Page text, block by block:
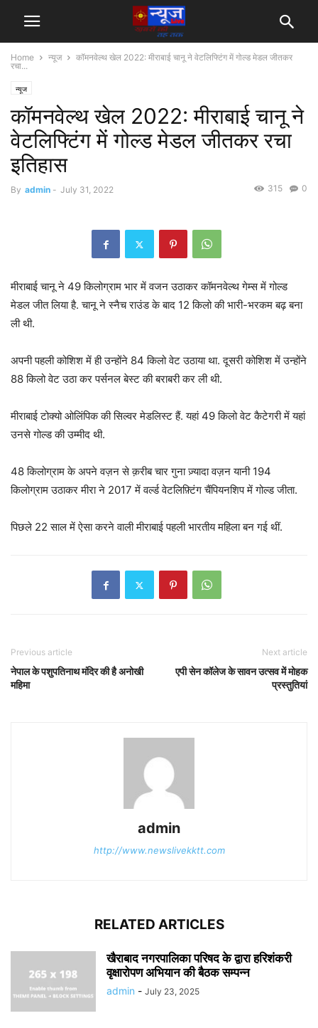
Home न्यूज
कॉमनवेल्थ खेल 2022: मीराबाई चानू ने वेटलिफ्टिंग में गोल्ड मेडल जीतकर
रचा...
न्यूज
कॉमनवेल्थ खेल 2022: मीराबाई चानू ने
वेटलिफ्टिंग में गोल्ड मेडल जीतकर रचा
इतिहास
By admin - July 31, 2022 0
315
मीराबाई चानू ने 49 किलोग्राम भार में वजन उठाकर कॉमनवेल्थ गेम्स में गोल्ड
मेडल जीत लिया है. चानू ने स्नैच राउंड के बाद 12 किलो की भारी-भरकम बढ़ बना
ली थी.
अपनी पहली कोशिश में ही उन्होंने 84 किलो वेट उठाया था. दूसरी कोशिश में उन्होंने
88 किलो वेट उठा कर पर्सनल बेस्ट की बराबरी कर ली थी.
मीराबाई टोक्यो ओलिंपिक की सिल्वर मेडलिस्ट हैं. यहां 49 किलो वेट कैटेगरी में यहां
उनसे गोल्ड की उम्मीद थी.
48 किलोग्राम के अपने वज़न से क़रीब चार गुना ज़्यादा वज़न यानी 194
किलोग्राम उठाकर मीरा ने 2017 में वर्ल्ड वेटलिफ़्टिंग चैंपियनशिप में गोल्ड जीता.
पिछले 22 साल में ऐसा करने वाली मीराबाई पहली भारतीय महिला बन गई थीं.
Previous article
नेपाल के पशुपतिनाथ मंदिर की है अनोखी
महिमा
Next article
एपी सेन कॉलेज के सावन उत्सव में मोहक
प्रस्तुतियां
admin
http://www.newslivekktt.com
RELATED ARTICLES
खैराबाद नगरपालिका परिषद के द्वारा हरिशंकरी
वृक्षारोपण अभियान की बैठक सम्पन्न
admin - July 23, 2025